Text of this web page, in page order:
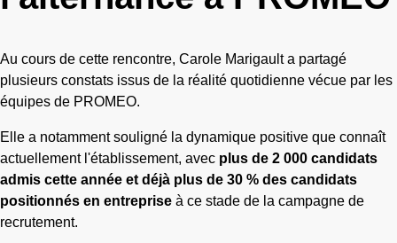
Au cours de cette rencontre, Carole Marigault a partagé
plusieurs constats issus de la réalité quotidienne vécue par les
équipes de PROMEO.
Elle a notamment souligné la dynamique positive que connaît
actuellement l'établissement, avec plus de 2 000 candidats
admis cette année et déjà plus de 30 % des candidats
positionnés en entreprise à ce stade de la campagne de
recrutement.